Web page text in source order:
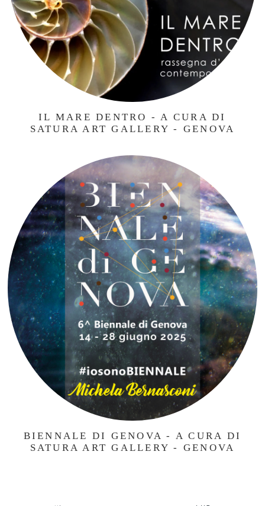
IL MARE DENTRO - A CURA DI
SATURA ART GALLERY - GENOVA
BIENNALE DI GENOVA - A CURA DI
SATURA ART GALLERY - GENOVA